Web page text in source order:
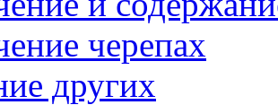
черепах
других